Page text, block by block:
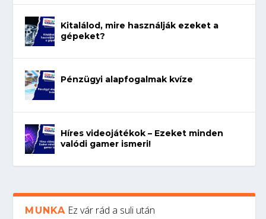
Kitalálod, mire használják ezeket a
gépeket?
Pénzügyi alapfogalmak kvíze
Híres videojátékok – Ezeket minden
valódi gamer ismeri!
MUNKA Ez vár rád a suli után